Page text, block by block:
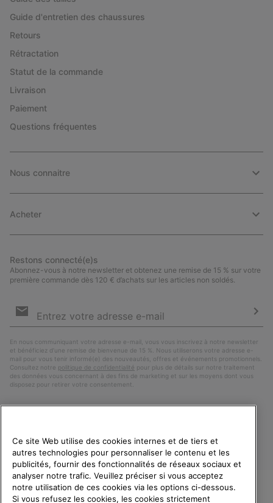
Guide d'entretien des chaussures
Retours
Rétractation
Statut de la commande
Livraison
Paiement
Questions fréquentes
Nous connaitre
Acheter
Restons connecté(e)s
Abonnez-vous à notre newsletter et obtenez une remise de 15 % sur votre
première commande dès 120 € d’achats sur les articles non soldés.
par
En nous communiquant votre adresse e-mail, vous vous inscrivez à notre newsletter
et bénéficiez d’une remise de bienvenue de 15 %. Nous utiliserons votre adresse e-
mail pour vous tenir informé(e) des nouveautés, offres et événements promotionnels.
Consultez notre politique de confidentialité pour plus de détails sur notre traitement
des données vous concernant à des fins de marketing et sur les moyens dont vous
disposez pour retirer votre consentement.
France
Ce site Web utilise des cookies internes et de tiers et
autres technologies pour personnaliser le contenu et les
publicités, fournir des fonctionnalités de réseaux sociaux et
analyser notre trafic. Veuillez préciser si vous acceptez
notre utilisation de ces cookies via les options ci-dessous.
Si vous refusez les cookies, les cookies strictement